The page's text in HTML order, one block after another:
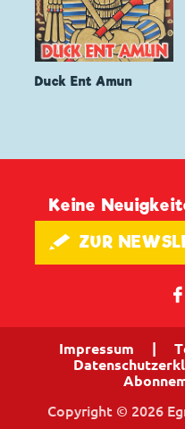
Duck Ent Amun
Keine
🖋 ZUR
𝖿
Impressum
Copyright © 2026